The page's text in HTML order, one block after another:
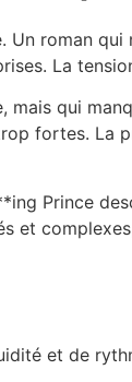
Un roman
La
qui
fortes. La
Prince
et
et de